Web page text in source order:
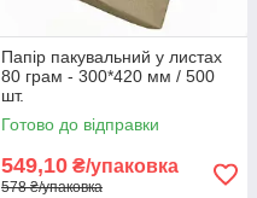
Папір пакувальний у листах
80 грам - 300*420 мм / 500
шт.
Готово до відправки
549,10 ₴/упаковка
578 ₴/упаковка